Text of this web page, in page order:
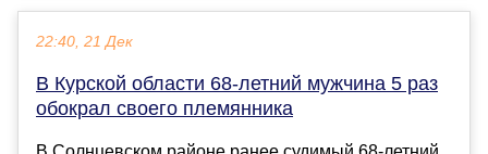
22:40, 21 Дек
В Курской области 68-летний мужчина 5 раз
обокрал своего племянника